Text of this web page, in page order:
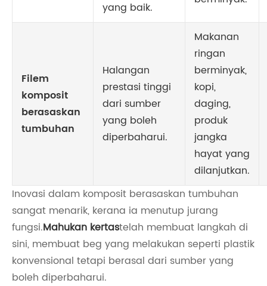
yang baik.
Filem
komposit
berasaskan
tumbuhan
Halangan
prestasi tinggi
dari sumber
yang boleh
diperbaharui.
Makanan
ringan
berminyak,
kopi,
daging,
produk
jangka
hayat yang
dilanjutkan.
Inovasi dalam komposit berasaskan tumbuhan
sangat menarik, kerana ia menutup jurang
fungsi.Mahukan kertastelah membuat langkah di
sini, membuat beg yang melakukan seperti plastik
konvensional tetapi berasal dari sumber yang
boleh diperbaharui.